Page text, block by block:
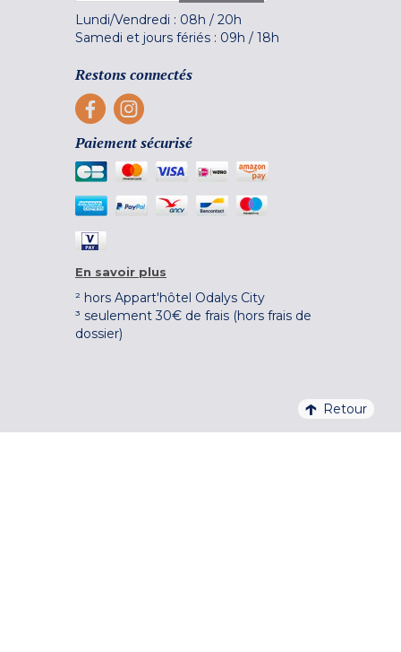
Lundi/Vendredi : 08h / 20h
Samedi et jours fériés : 09h / 18h
Restons connectés
Paiement sécurisé
En savoir plus
² hors Appart'hôtel Odalys City
³ seulement 30€ de frais (hors frais de
dossier)
Retour